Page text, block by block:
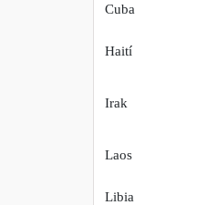
Cuba
Haití
Irak
Laos
Libia